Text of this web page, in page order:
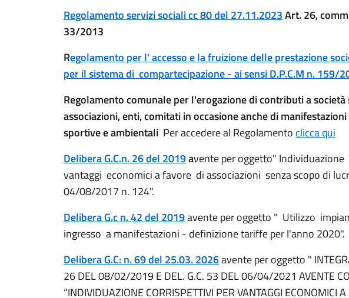
Regolamento servizi sociali cc 80 del 27.11.2023Art. 26,
33/2013
Regolamento per l' accesso e la fruizione delle prestazione
per il sistema di compartecipazione - ai sensi D.P.C.M n. 159/
Regolamento comunale per l'erogazione di contributi a
associazioni, enti, comitati in occasione anche di
sportive e ambientali Per accedere al Regolamento clicca qui
Delibera G.C.n. 26 del 2019avente per oggetto"
vantaggi economici a favore di associazioni senza scopo di
04/08/2017 n. 124".
Delibera G.c n. 42 del 2019avente per oggetto " Utilizzo
ingresso a manifestazioni - definizione tariffe per l'anno 2020".
Delibera G.C: n. 69 del 25.03. 2026avente per oggetto "
26 DEL 08/02/2019 E DEL. G.C. 53 DEL 06/04/2021 AVENTE
“INDIVIDUAZIONE CORRISPETTIVI PER VANTAGGI ECONOMICI A